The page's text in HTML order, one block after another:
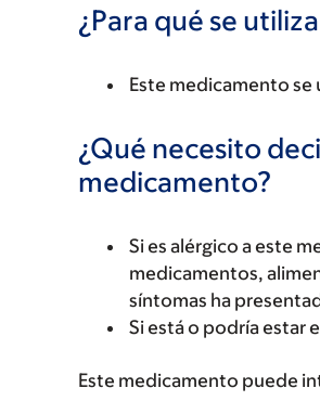
¿Para qué se
Este medicamento
¿Qué necesito
medicamento?
Si es alérgico a este
medicamentos,
síntomas ha
Si está o podría estar
Este medicamento puede